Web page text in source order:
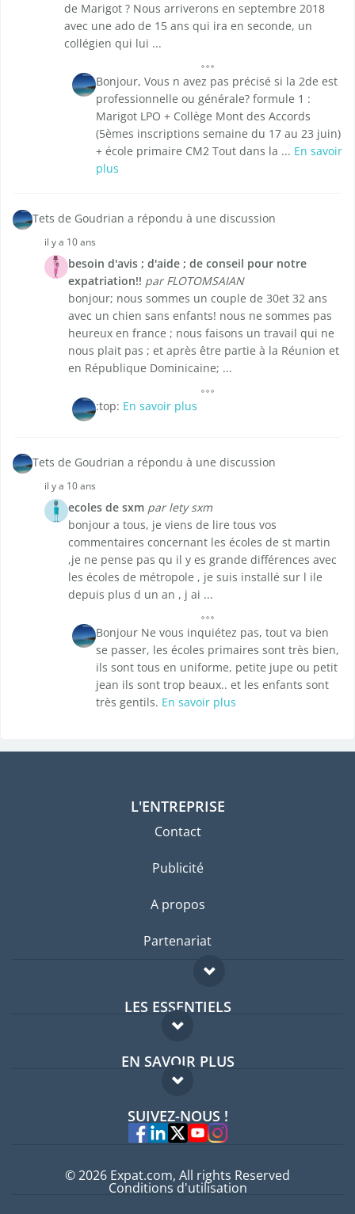
de Marigot ? Nous arriverons en septembre 2018
avec une ado de 15 ans qui ira en seconde, un
collégien qui lui ...
Bonjour, Vous n avez pas précisé si la 2de est
professionnelle ou générale? formule 1 :
Marigot LPO + Collège Mont des Accords
(5èmes inscriptions semaine du 17 au 23 juin)
+ école primaire CM2 Tout dans la ... En savoir
plus
Tets de Goudrian a répondu à une discussion
il y a 10 ans
besoin d'avis ; d'aide ; de conseil pour notre
expatriation!! par FLOTOMSAIAN
bonjour; nous sommes un couple de 30et 32 ans
avec un chien sans enfants! nous ne sommes pas
heureux en france ; nous faisons un travail qui ne
nous plait pas ; et après être partie à la Réunion et
en République Dominicaine; ...
:top: En savoir plus
Tets de Goudrian a répondu à une discussion
il y a 10 ans
ecoles de sxm par lety sxm
bonjour a tous, je viens de lire tous vos
commentaires concernant les écoles de st martin
,je ne pense pas qu il y es grande différences avec
les écoles de métropole , je suis installé sur l ile
depuis plus d un an , j ai ...
Bonjour Ne vous inquiétez pas, tout va bien
se passer, les écoles primaires sont très bien,
ils sont tous en uniforme, petite jupe ou petit
jean ils sont trop beaux.. et les enfants sont
très gentils. En savoir plus
L'ENTREPRISE
Contact
Publicité
A propos
Partenariat
LES ESSENTIELS
Forum expatriés
Guides pays
EN SAVOIR PLUS
FAQ
Experts
SUIVEZ-NOUS !
© 2026 Expat.com, All rights Reserved
Conditions d'utilisation